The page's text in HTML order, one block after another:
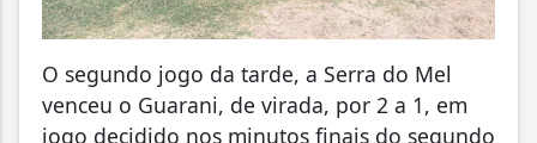
O segundo jogo da tarde, a Serra do Mel
venceu o Guarani, de virada, por 2 a 1, em
jogo decidido nos minutos finais do segundo